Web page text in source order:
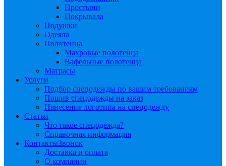
Простыни
Покрывала
Подушки
Одеяла
Полотенца
Махровые полотенца
Вафельные полотенца
Матрасы
Услуги
Подбор спецодежды по вашим требованиям
Пошив спецодежды на заказ
Нанесение логотипа на спецодежду
Статьи
Что такое спецодежда?
Справочная информация
КонтактыЗвонок
Доставка и оплата
О компании